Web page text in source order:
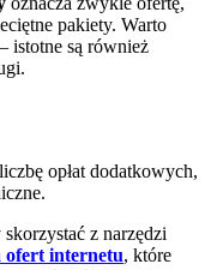
pakiety. Warto
istotne są również
opłat dodatkowych,
z narzędzi
internetu, które